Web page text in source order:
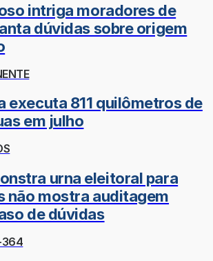
intriga moradores de
dúvidas sobre origem
executa 811 quilômetros de
em julho
urna eleitoral para
não mostra auditagem
de dúvidas
364